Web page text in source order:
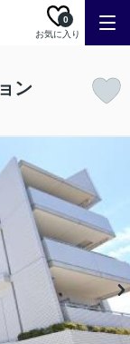
お気に入り
0
ン